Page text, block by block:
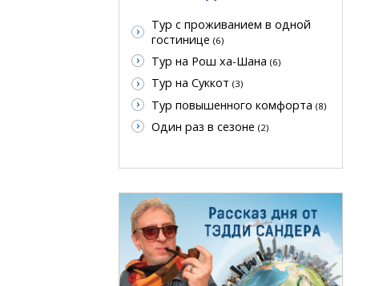
Тур с проживанием в одной
гостинице (6)
Тур на Рош ха-Шана (6)
Тур на Суккот (3)
Тур повышенного комфорта (8)
Один раз в сезоне (2)